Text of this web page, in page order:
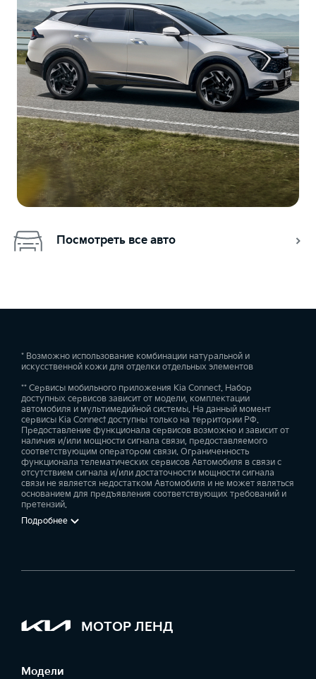
Посмотреть все авто
* Возможно использование комбинации натуральной и
искусственной кожи для отделки отдельных элементов
** Сервисы мобильного приложения Kia Connect. Набор
доступных сервисов зависит от модели, комплектации
автомобиля и мультимедийной системы. На данный момент
сервисы Kia Connect доступны только на территории РФ.
Предоставление функционала сервисов возможно и зависит от
наличия и/или мощности сигнала связи, предоставляемого
соответствующим оператором связи. Ограниченность
функционала телематических сервисов Автомобиля в связи с
отсутствием сигнала и/или достаточности мощности сигнала
связи не является недостатком Автомобиля и не может являться
основанием для предъявления соответствующих требований и
претензий.
Подробнее
МОТОР ЛЕНД
Модели